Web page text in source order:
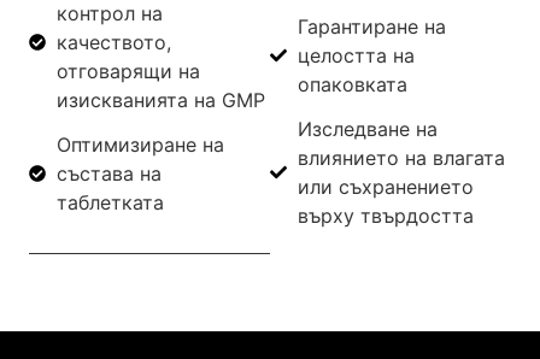
контрол на
качеството,
отговарящи на
изискванията на GMP
Оптимизиране на
състава на
таблетката
Гарантиране на
целостта на
опаковката
Изследване на
влиянието на влагата
или съхранението
върху твърдостта